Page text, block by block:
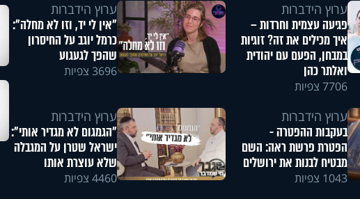
ערוץ הידברות
פגיעה עצמית וחרדות –
איך מכילים את זה? זוגיות
במבחן, הפעם עם יהודית
ואלתר כהן
7706 צפיות
ערוץ הידברות
"אין לי יד, וזו לא מחלה":
כרמל יוגב על החיסרון
שהפך לגעגוע
3696 צפיות
ערוץ הידברות
בעקבות ההפטרה -
הפטרת פרשת ראה: השם
מבטיח לבנות את ירושלים
1043 צפיות
ערוץ הידברות
"הגמגום לא מגדיר אותי":
ישראל שטרן על המגבלה
שלא עוצרת אותו
4460 צפיות